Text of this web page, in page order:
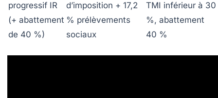
progressif IR
(+ abattement
de 40 %)
d’imposition + 17,2
% prélèvements
sociaux
TMI inférieur à 30
%, abattement
40 %